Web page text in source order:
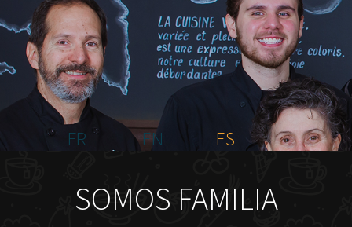
EVENTOS
RESERVACIONES
COMENTARIOS
CONTACTO
FR
EN ES
SOMOS FAMILIA